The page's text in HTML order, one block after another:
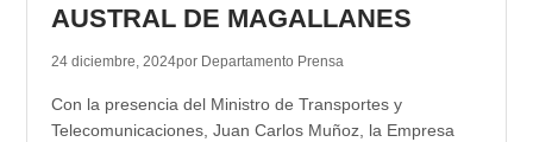
AUSTRAL DE MAGALLANES
24 diciembre, 2024por Departamento Prensa
Con la presencia del Ministro de Transportes y
Telecomunicaciones, Juan Carlos Muñoz, la Empresa